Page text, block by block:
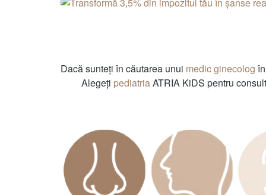
Dacă sunteți în căutarea unui medic ginecolog
Alegeți pediatriaATRIA KiDS pentru